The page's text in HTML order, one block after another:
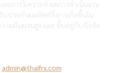
admin@thaifrx.com